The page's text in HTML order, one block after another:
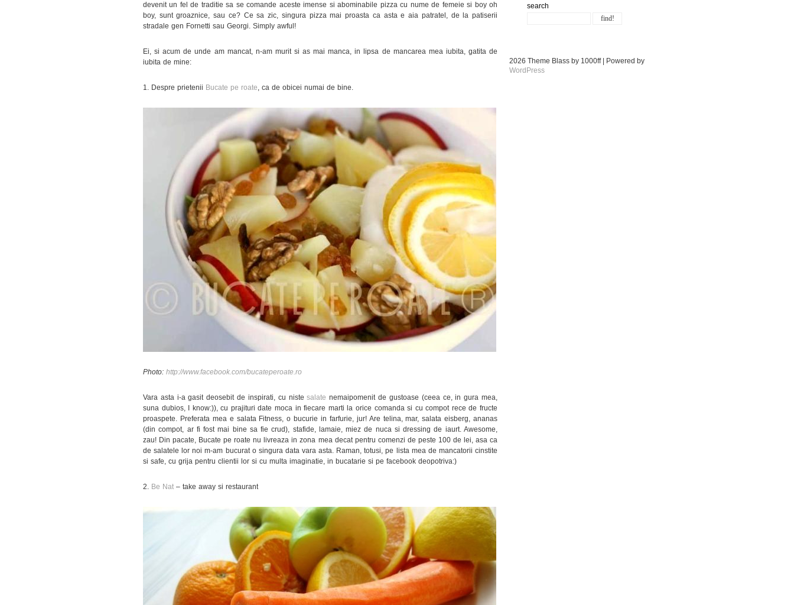
search
devenit un fel de traditie sa se comande aceste imense si abominabile pizza cu nume de femeie si boy oh
boy, sunt groaznice, sau ce? Ce sa zic, singura pizza mai proasta ca asta e aia patratel, de la patiserii
stradale gen Fornetti sau Georgi. Simply awful!
Ei, si acum de unde am mancat, n-am murit si as mai manca, in lipsa de mancarea mea iubita, gatita de
iubita de mine:
1. Despre prietenii Bucate pe roate , ca de obicei numai de bine.
Photo: http://www.facebook.com/bucateperoate.ro
Vara asta i-a gasit deosebit de inspirati, cu nistesalate nemaipomenit de gustoase (ceea ce, in gura mea,
suna dubios, I know:)), cu prajituri date moca in fiecare marti la orice comanda si cu compot rece de fructe
proaspete. Preferata mea e salata Fitness, o bucurie in farfurie, jur! Are telina, mar, salata eisberg, ananas
(din compot, ar fi fost mai bine sa fie crud), stafide, lamaie, miez de nuca si dressing de iaurt. Awesome,
zau! Din pacate, Bucate pe roate nu livreaza in zona mea decat pentru comenzi de peste 100 de lei, asa ca
de salatele lor noi m-am bucurat o singura data vara asta. Raman, totusi, pe lista mea de mancatorii cinstite
si safe, cu grija pentru clientii lor si cu multa imaginatie, in bucatarie si pe facebook deopotriva:)
2. Be Nat – take away si restaurant
2026 Theme Blass by 1000ff | Powered by
WordPress